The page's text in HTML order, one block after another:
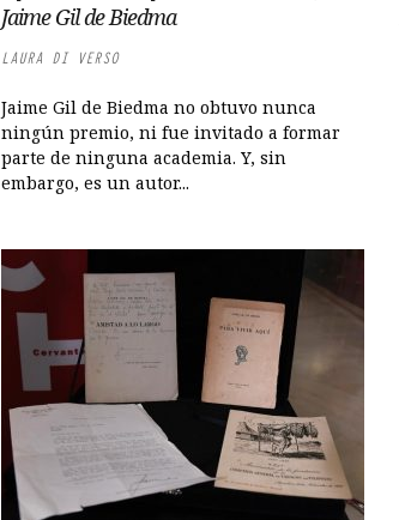
Jaime Gil de Biedma
LAURA DI VERSO
Jaime Gil de Biedma no obtuvo nunca
ningún premio, ni fue invitado a formar
parte de ninguna academia. Y, sin
embargo, es un autor...